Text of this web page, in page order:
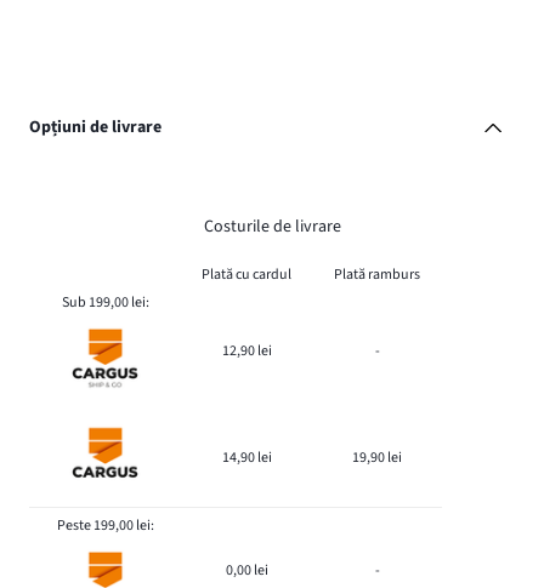
Opțiuni de livrare
Costurile de livrare
Plată cu cardul
Plată ramburs
Sub 199,00 lei:
12,90 lei -
14,90 lei 19,90 lei
Peste 199,00 lei:
0,00 lei -